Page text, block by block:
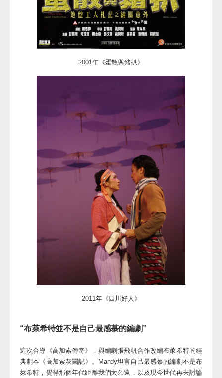
2001年《蛋散與豬扒》
2011年《四川好人》
“布萊希特並不是自己最感慕的編劇”
這次合導《高加索傳奇》，與編劇張飛帆合作改編布萊希特的經
典劇本《高加索灰闌記》。Mandy坦言自己最感慕的編劇不是布
萊希特，覺得那個年代距離我們太久遠，以及現今世代再去討論